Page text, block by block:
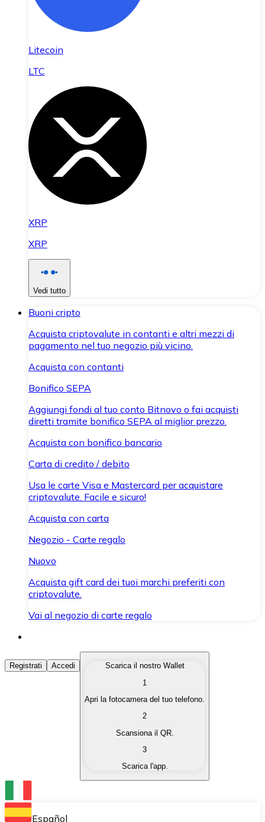
Litecoin
LTC
XRP
XRP
Vedi tutto
Buoni cripto
Acquista criptovalute in contanti e altri mezzi di
pagamento nel tuo negozio più vicino.
Acquista con contanti
Bonifico SEPA
Aggiungi fondi al tuo conto Bitnovo o fai acquisti
diretti tramite bonifico SEPA al miglior prezzo.
Acquista con bonifico bancario
Carta di credito / debito
Usa le carte Visa e Mastercard per acquistare
criptovalute. Facile e sicuro!
Acquista con carta
Negozio - Carte regalo
Nuovo
Acquista gift card dei tuoi marchi preferiti con
criptovalute.
Vai al negozio di carte regalo
Acquista Criptovalute
Acquista le criptovalute che ti interessano in modo
Converti le tue criptovalute in valuta fiat quando ne
Scambia una criptovaluta con un'altra
Conserva le tue cripto in un Wallet self-custodial.
Registrati Accedi
Scarica il nostro Wallet
1
Apri la fotocamera del tuo telefono.
2
Scansiona il QR.
3
Scarica l'app.
Español